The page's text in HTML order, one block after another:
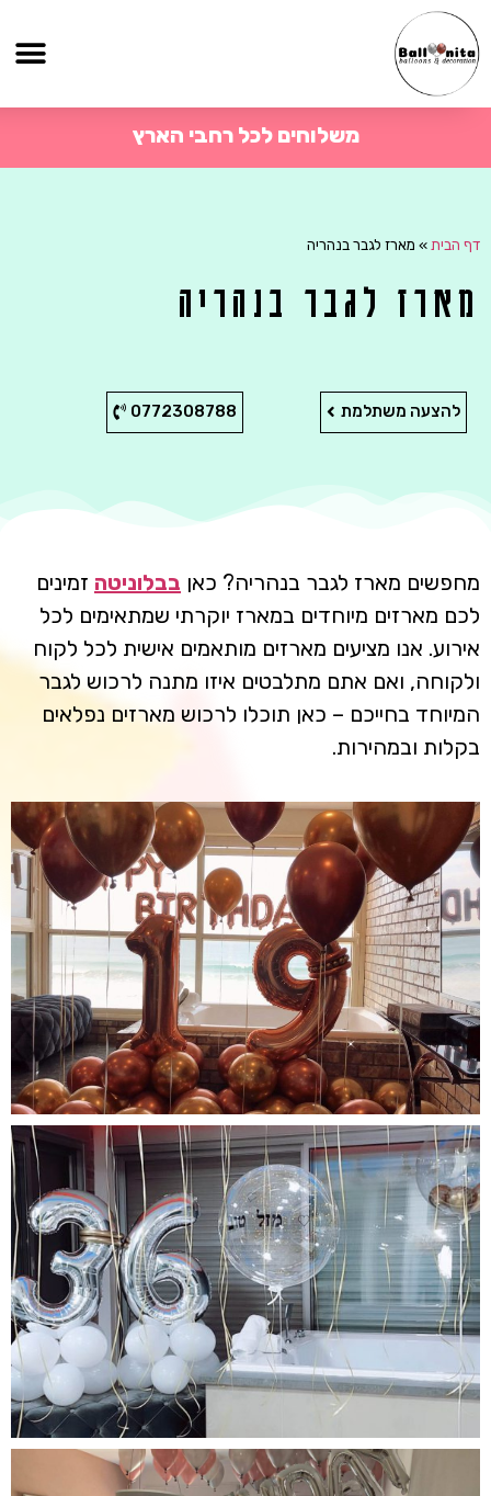
משלוחים לכל רחבי הארץ
דף הבית» מארז לגבר בנהריה
מארז לגבר בנהריה
להצעה משתלמת 0772308788
מחפשים מארז לגבר בנהריה? כאן בבלוניטה זמינים
לכם מארזים מיוחדים במארז יוקרתי שמתאימים לכל
אירוע. אנו מציעים מארזים מותאמים אישית לכל לקוח
ולקוחה, ואם אתם מתלבטים איזו מתנה לרכוש לגבר
המיוחד בחייכם – כאן תוכלו לרכוש מארזים נפלאים
בקלות ובמהירות.